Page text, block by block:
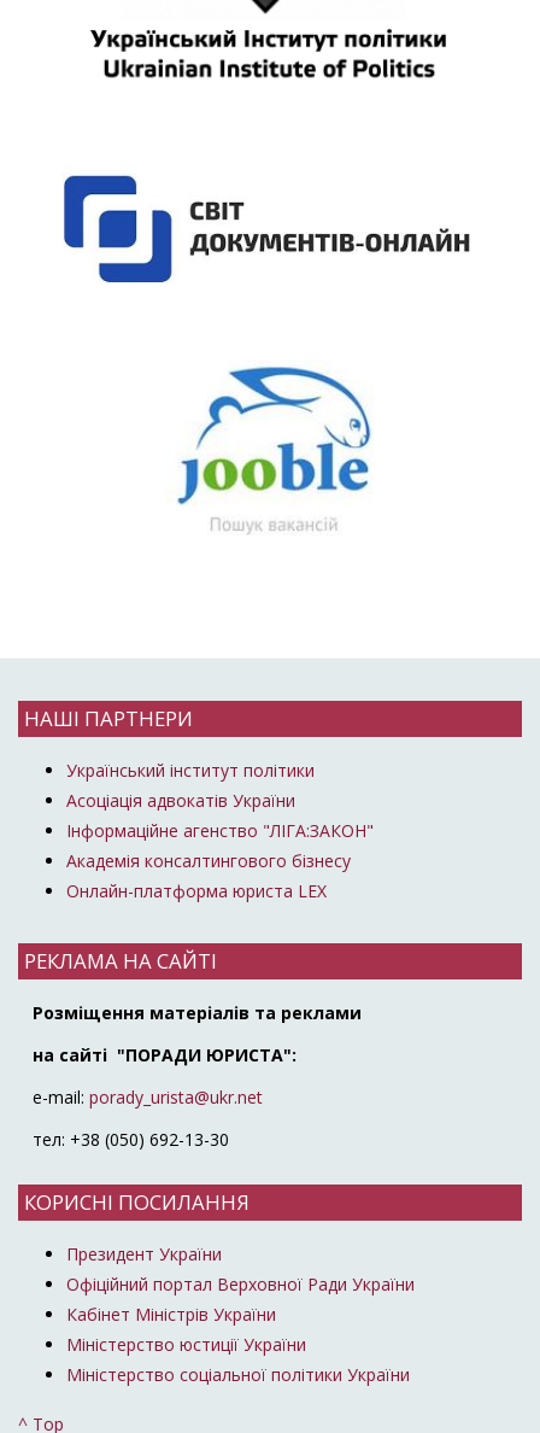
НАШІ ПАРТНЕРИ
Український інститут політики
Асоціація адвокатів України
Інформаційне агенство "ЛІГА:ЗАКОН"
Академія консалтингового бізнесу
Онлайн-платформа юриста LEX
РЕКЛАМА НА САЙТІ
Розміщення матеріалів та реклами
на сайті "ПОРАДИ ЮРИСТА":
e-mail: porady_urista@ukr.net
тел: +38 (050) 692-13-30
КОРИСНІ ПОСИЛАННЯ
Президент України
Офіційний портал Верховної Ради України
Кабінет Міністрів України
Міністерство юстиції України
Міністерство соціальної політики України
^ Top